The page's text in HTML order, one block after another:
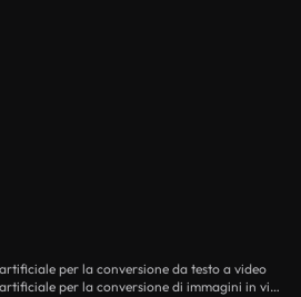
per la conversione da testo a video
Flussi di lavoro di intelligenza artificiale per la conversione di immagini in video